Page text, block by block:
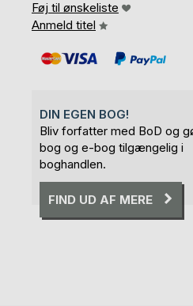
Føj til ønskeliste
Anmeld titel
DIN EGEN BOG!
Bliv forfatter med BoD og
bog og e-bog tilgængelig i
boghandlen.
FIND UD AF MERE